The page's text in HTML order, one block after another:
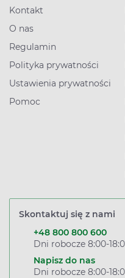
Kontakt
O nas
Regulamin
Polityka prywatności
Ustawienia prywatności
Pomoc
Skontaktuj się z nami
+48 800 800 600
Dni robocze 8:00-
Napisz do nas
Dni robocze 8:00-